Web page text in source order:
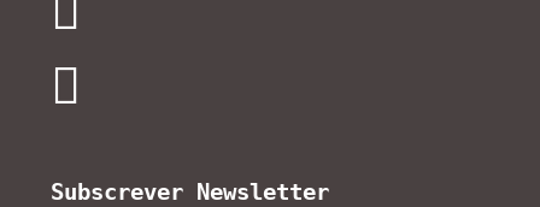
Subscrever Newsletter